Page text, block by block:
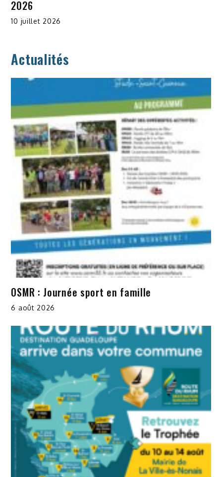
2026
10 juillet 2026
Actualités
OSMR : Journée sport en famille
6 août 2026